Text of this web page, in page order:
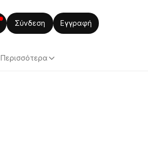
Σύνδεση Εγγραφή
Περισσότερα